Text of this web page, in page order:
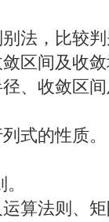
法，比较
区间及收
、收敛区
式的性质。
算法则、